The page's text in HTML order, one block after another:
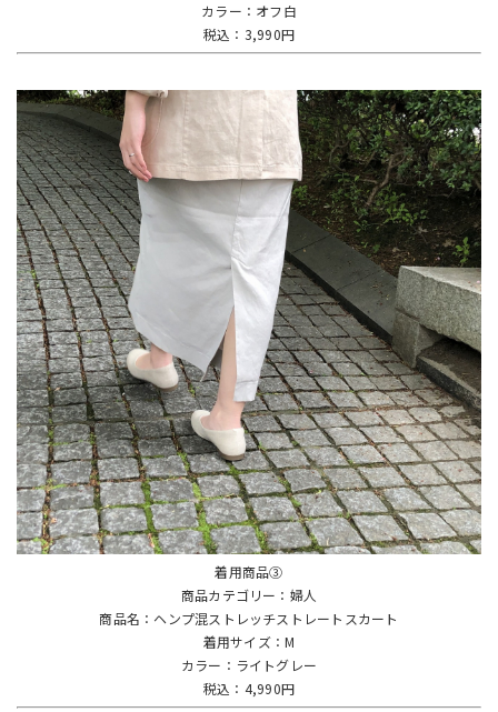
カラー：オフ白
税込：3,990円
着用商品③
商品カテゴリー：婦人
商品名：ヘンプ混ストレッチストレートスカート
着用サイズ：M
カラー：ライトグレー
税込：4,990円